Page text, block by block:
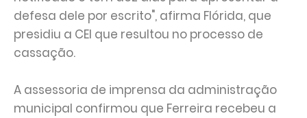
defesa dele por escrito", afirma Flórida, que
presidiu a CEI que resultou no processo de
cassação.
A assessoria de imprensa da administração
municipal confirmou que Ferreira recebeu a